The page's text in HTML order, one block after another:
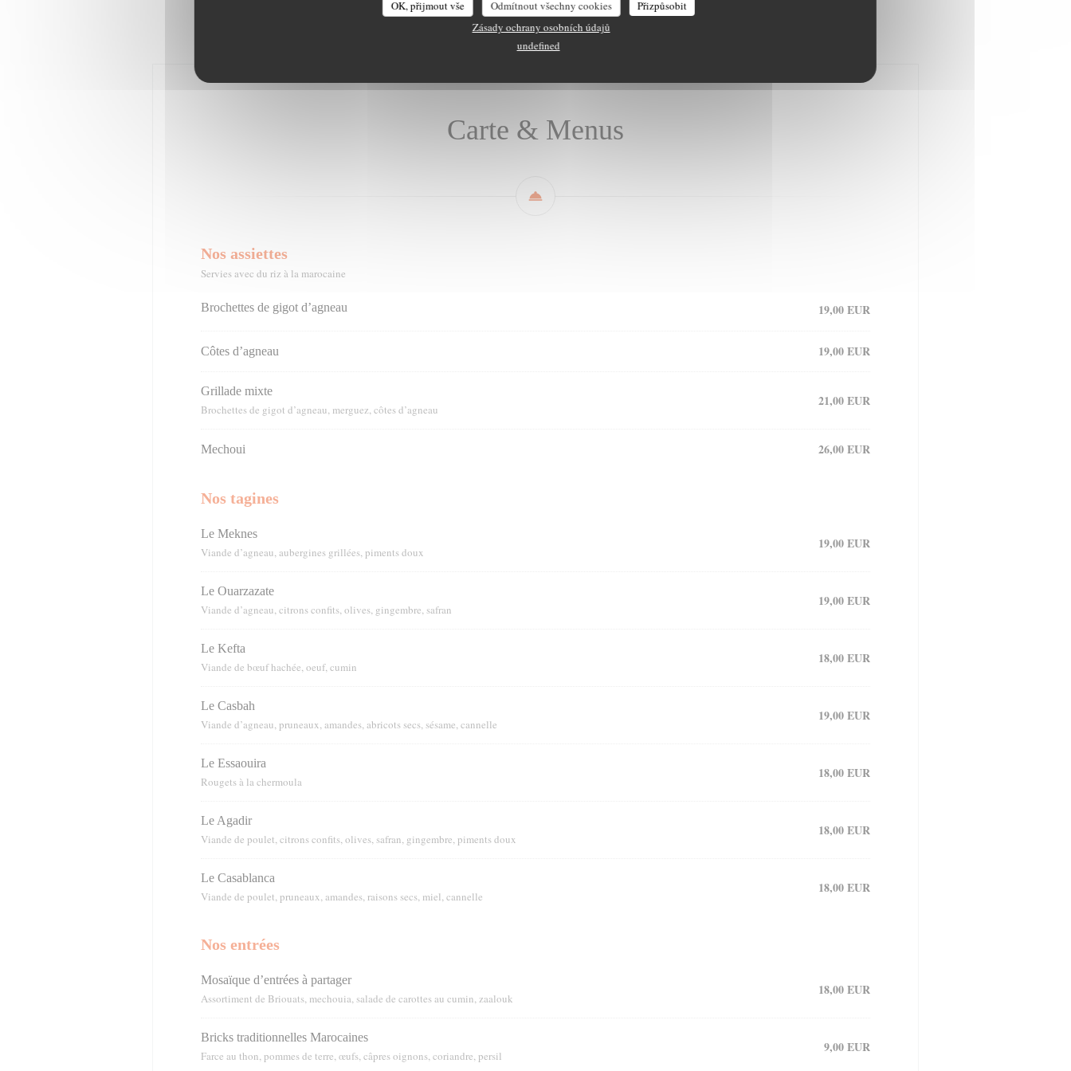
OK, přijmout vše Odmítnout všechny cookies
Přizpůsobit
Zásady ochrany osobních údajů
undefined
Carte & Menus Les boissons Carte des vins
Carte & Menus
Nos assiettes
Servies avec du riz à la marocaine
Brochettes de gigot d’agneau 19,00 EUR
Côtes d’agneau 19,00 EUR
Grillade mixte
Brochettes de gigot d’agneau, merguez, côtes d’agneau
21,00 EUR
Mechoui 26,00 EUR
Nos tagines
Le Meknes
Viande d’agneau, aubergines grillées, piments doux
19,00 EUR
Le Ouarzazate
Viande d’agneau, citrons confits, olives, gingembre, safran
19,00 EUR
Le Kefta
Viande de bœuf hachée, oeuf, cumin
18,00 EUR
Le Casbah
Viande d’agneau, pruneaux, amandes, abricots secs, sésame, cannelle
19,00 EUR
Le Essaouira
Rougets à la chermoula
18,00 EUR
Le Agadir
Viande de poulet, citrons confits, olives, safran, gingembre, piments doux
18,00 EUR
Le Casablanca
Viande de poulet, pruneaux, amandes, raisons secs, miel, cannelle
18,00 EUR
Nos entrées
Mosaïque d’entrées à partager
Assortiment de Briouats, mechouia, salade de carottes au cumin, zaalouk
18,00 EUR
Bricks traditionnelles Marocaines
Farce au thon, pommes de terre, œufs, câpres oignons, coriandre, persil
9,00 EUR